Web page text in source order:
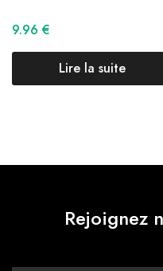
9.96 €
Lire la suite
Rejoignez